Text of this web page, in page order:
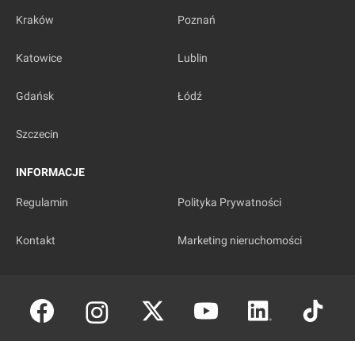
Kraków Poznań
Katowice Lublin
Gdańsk Łódź
Szczecin
INFORMACJE
Regulamin Polityka Prywatności
Kontakt Marketing nieruchomości